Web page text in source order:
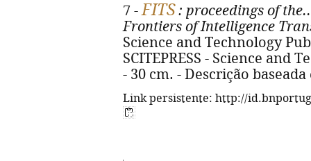
7 -FITS: proceedings of
Frontiers of Intelligence
Science and Technology
SCITEPRESS - Science and
- 30 cm. - Descrição
Link persistente: http://